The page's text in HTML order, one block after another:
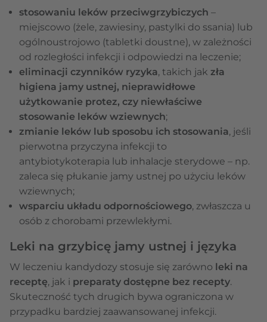
stosowaniu leków przeciwgrzybiczych –
miejscowo (żele, zawiesiny, pastylki do ssania) lub
ogólnoustrojowo (tabletki doustne), w zależności
od rozległości infekcji i odpowiedzi na leczenie;
eliminacji czynników ryzyka, takich jak zła
higiena jamy ustnej, nieprawidłowe
użytkowanie protez, czy niewłaściwe
stosowanie leków wziewnych;
zmianie leków lub sposobu ich stosowania, jeśli
pierwotna przyczyna infekcji to
antybiotykoterapia lub inhalacje sterydowe – np.
zaleca się płukanie jamy ustnej po użyciu leków
wziewnych;
wsparciu układu odpornościowego, zwłaszcza u
osób z chorobami przewlekłymi.
Leki na grzybicę jamy ustnej i języka
W leczeniu kandydozy stosuje się zarówno leki na
receptę, jak i preparaty dostępne bez recepty.
Skuteczność tych drugich bywa ograniczona w
przypadku bardziej zaawansowanej infekcji.